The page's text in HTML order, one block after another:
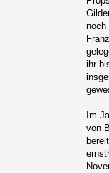
noch
ihr
Im
von